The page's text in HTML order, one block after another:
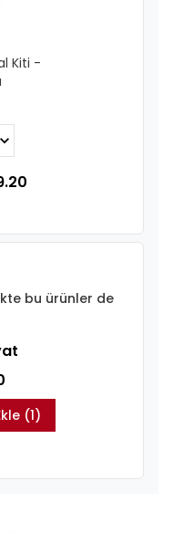
Kiti -
bu ürünler de
(1)